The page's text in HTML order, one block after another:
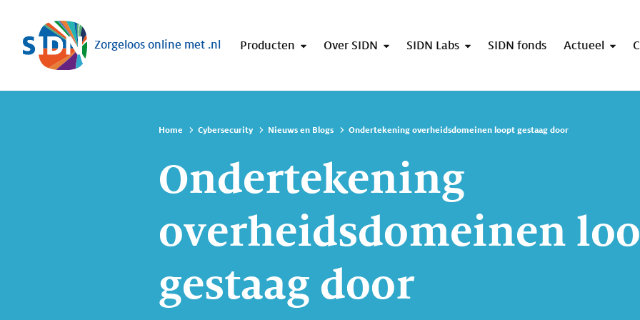
Sla navigatie over
Zorgeloos online met .nl Producten Over SIDN SIDN Labs SIDN fonds Actueel
Home Cybersecurity Nieuws en Blogs Ondertekening overheidsdomeinen loopt gestaag door
Ondertekening
overheidsdomeinen
gestaag door